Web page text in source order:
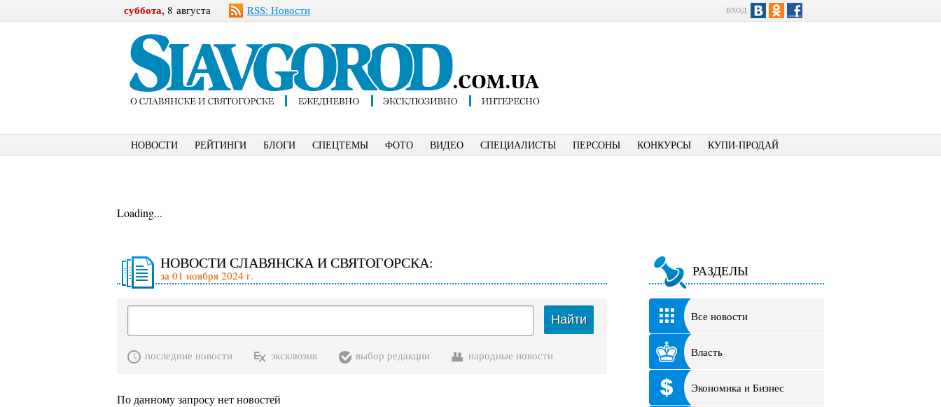
суббота, 8 августа RSS: Новости вход
НОВОСТИ РЕЙТИНГИ БЛОГИ СПЕЦТЕМЫ ФОТО ВИДЕО СПЕЦИАЛИСТЫ ПЕРСОНЫ КОНКУРСЫ КУПИ-ПРОДАЙ
Loading...
НОВОСТИ СЛАВЯНСКА И СВЯТОГОРСКА:
за 01 ноября 2024 г.
Найти
последние новости эксклюзив выбор редакции народные новости
По данному запросу нет новостей
РАЗДЕЛЫ
Все новости
Власть
Экономика и Бизнес